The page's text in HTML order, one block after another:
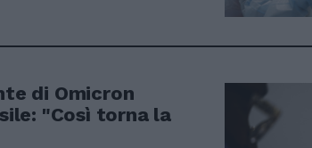
di Omicron
"Così torna la